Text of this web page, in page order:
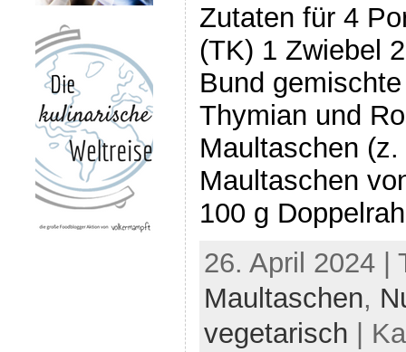
Zutaten für 4
(TK) 1 Zwiebel
Bund
Thymian und
Maultaschen
Maultaschen
100 g
26. April 2024 |
Maultaschen,
vegetarisch |